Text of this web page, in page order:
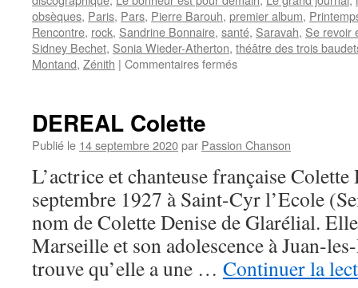
obsèques, Paris, Pars, Pierre Barouh, premier album,
Rencontre, rock, Sandrine Bonnaire, santé, Saravah, Se revoir
Sidney Bechet, Sonia Wieder-Atherton, théâtre des trois
Montand, Zénith | Commentaires ferméssur
DEREAL Colette
Publié le 14 septembre 2020par Passion Chanson
L’actrice et chanteuse française
septembre 1927 à Saint-Cyr l’Ecole
nom de Colette Denise de Glarélial.
Marseille et son adolescence à Juan-
trouve qu’elle a une … Continuer la